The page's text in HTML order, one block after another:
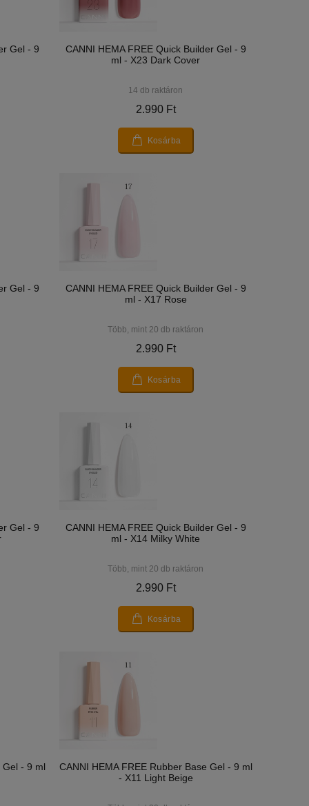
Gel - 9
CANNI HEMA FREE Quick Builder Gel - 9
ml - X23 Dark Cover
14 db raktáron
2.990 Ft
Kosárba
Gel - 9
CANNI HEMA FREE Quick Builder Gel - 9
ml - X17 Rose
Több, mint 20 db raktáron
2.990 Ft
Kosárba
Gel - 9
CANNI HEMA FREE Quick Builder Gel - 9
ml - X14 Milky White
Több, mint 20 db raktáron
2.990 Ft
Kosárba
Gel - 9 ml
CANNI HEMA FREE Rubber Base Gel - 9 ml
- X11 Light Beige